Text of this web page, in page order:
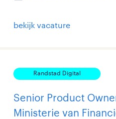
bekijk vacature
Randstad Digital
Senior Product
Ministerie van